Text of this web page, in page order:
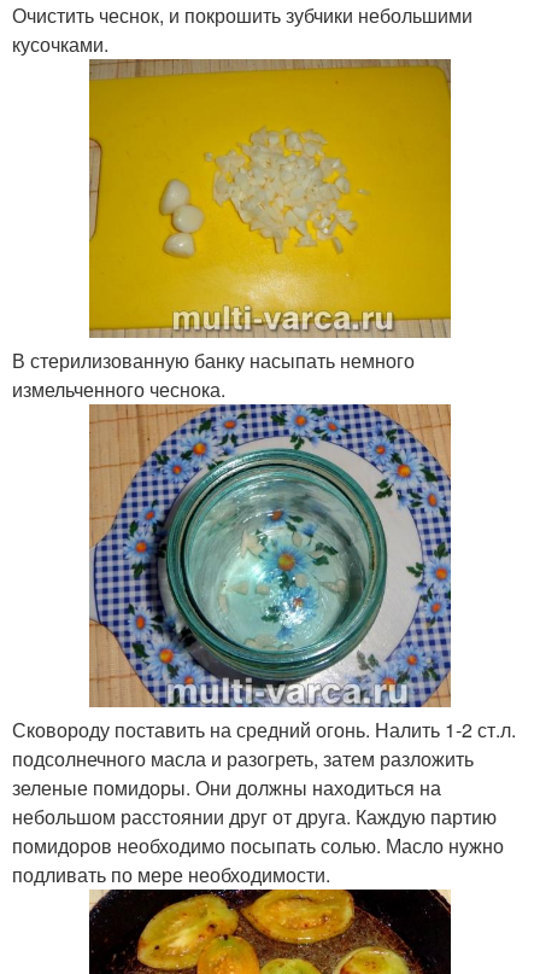
Очистить чеснок, и покрошить зубчики небольшими
кусочками.
В стерилизованную банку насыпать немного
измельченного чеснока.
Сковороду поставить на средний огонь. Налить 1-2 ст.л.
подсолнечного масла и разогреть, затем разложить
зеленые помидоры. Они должны находиться на
небольшом расстоянии друг от друга. Каждую партию
помидоров необходимо посыпать солью. Масло нужно
подливать по мере необходимости.